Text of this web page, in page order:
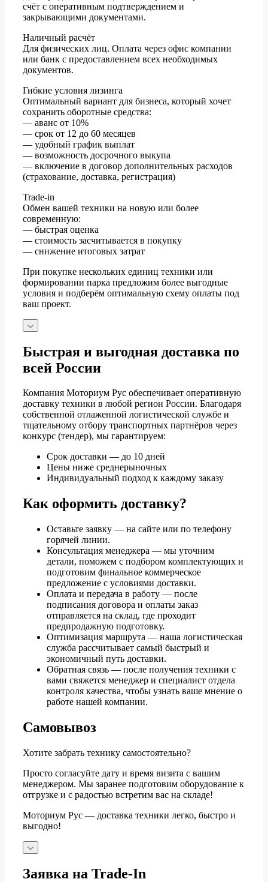
счёт с оперативным подтверждением и
закрывающими документами.
Наличный расчёт
Для физических лиц. Оплата через офис компании
или банк с предоставлением всех необходимых
документов.
Гибкие условия лизинга
Оптимальный вариант для бизнеса, который хочет
сохранить оборотные средства:
— аванс от 10%
— срок от 12 до 60 месяцев
— удобный график выплат
— возможность досрочного выкупа
— включение в договор дополнительных расходов
(страхование, доставка, регистрация)
Trade-in
Обмен вашей техники на новую или более
современную:
— быстрая оценка
— стоимость засчитывается в покупку
— снижение итоговых затрат
При покупке нескольких единиц техники или
формировании парка предложим более выгодные
условия и подберём оптимальную схему оплаты под
ваш проект.
Быстрая и выгодная доставка по
всей России
Компания Моториум Рус обеспечивает оперативную
доставку техники в любой регион России. Благодаря
собственной отлаженной логистической службе и
тщательному отбору транспортных партнёров через
конкурс (тендер), мы гарантируем:
Срок доставки — до 10 дней
Цены ниже среднерыночных
Индивидуальный подход к каждому заказу
Как оформить доставку?
Оставьте заявку — на сайте или по телефону
горячей линии.
Консультация менеджера — мы уточним
детали, поможем с подбором комплектующих и
подготовим финальное коммерческое
предложение с условиями доставки.
Оплата и передача в работу — после
подписания договора и оплаты заказ
отправляется на склад, где проходит
предпродажную подготовку.
Оптимизация маршрута — наша логистическая
служба рассчитывает самый быстрый и
экономичный путь доставки.
Обратная связь — после получения техники с
вами свяжется менеджер и специалист отдела
контроля качества, чтобы узнать ваше мнение о
работе нашей компании.
Самовывоз
Хотите забрать технику самостоятельно?
Просто согласуйте дату и время визита с вашим
менеджером. Мы заранее подготовим оборудование к
отгрузке и с радостью встретим вас на складе!
Моториум Рус — доставка техники легко, быстро и
выгодно!
Заявка на Trade-In